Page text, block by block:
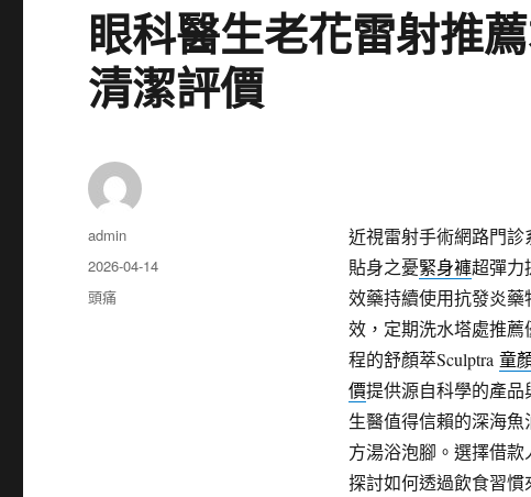
眼科醫生老花雷射推
清潔評價
近視雷射手術網路門診
貼身之憂緊身褲超彈力
效藥持續使用抗發炎
效，定期洗水塔處推薦
程的舒顏萃Sculptra 童
價提供源自科學的產
生醫值得信賴的深海
方湯浴泡腳。選擇借
探討如何透過飲食習慣
作
者
admin
發
佈
日
2026-04-14
分
頭痛